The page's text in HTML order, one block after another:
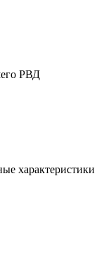
РВД
характеристики